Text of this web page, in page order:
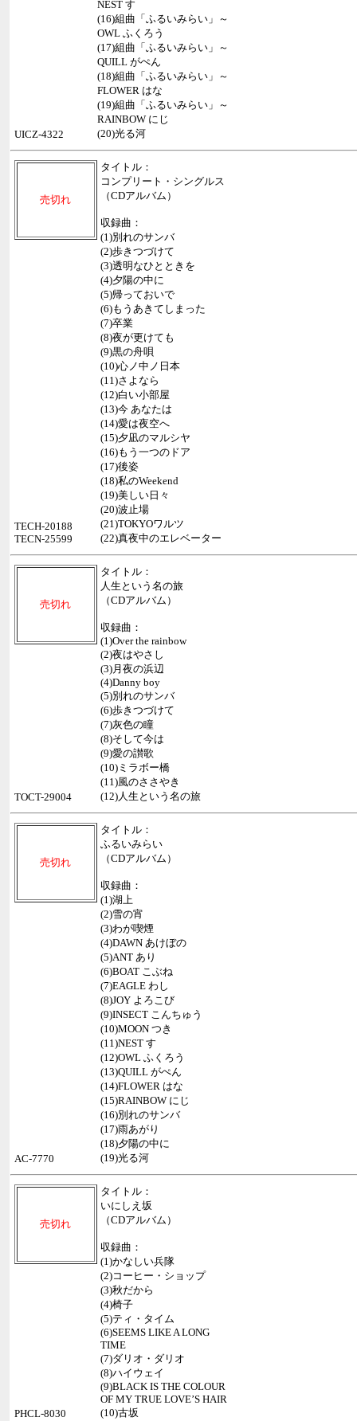
NEST す
(16)組曲「ふるいみらい」～
OWL ふくろう
(17)組曲「ふるいみらい」～
QUILL がぺん
(18)組曲「ふるいみらい」～
FLOWER はな
(19)組曲「ふるいみらい」～
RAINBOW にじ
(20)光る河
UICZ-4322
売切れ
タイトル：
コンプリート・シングルス
（CDアルバム）
収録曲：
(1)別れのサンバ
(2)歩きつづけて
(3)透明なひとときを
(4)夕陽の中に
(5)帰っておいで
(6)もうあきてしまった
(7)卒業
(8)夜が更けても
(9)黒の舟唄
(10)心ノ中ノ日本
(11)さよなら
(12)白い小部屋
(13)今 あなたは
(14)愛は夜空へ
(15)夕凪のマルシヤ
(16)もう一つのドア
(17)後姿
(18)私のWeekend
(19)美しい日々
(20)波止場
(21)TOKYOワルツ
(22)真夜中のエレベーター
TECH-20188
TECN-25599
売切れ
タイトル：
人生という名の旅
（CDアルバム）
収録曲：
(1)Over the rainbow
(2)夜はやさし
(3)月夜の浜辺
(4)Danny boy
(5)別れのサンバ
(6)歩きつづけて
(7)灰色の瞳
(8)そして今は
(9)愛の讃歌
(10)ミラボー橋
(11)風のささやき
(12)人生という名の旅
TOCT-29004
売切れ
タイトル：
ふるいみらい
（CDアルバム）
収録曲：
(1)湖上
(2)雪の宵
(3)わが喫煙
(4)DAWN あけぼの
(5)ANT あり
(6)BOAT こぶね
(7)EAGLE わし
(8)JOY よろこび
(9)INSECT こんちゅう
(10)MOON つき
(11)NEST す
(12)OWL ふくろう
(13)QUILL がぺん
(14)FLOWER はな
(15)RAINBOW にじ
(16)別れのサンバ
(17)雨あがり
(18)夕陽の中に
(19)光る河
AC-7770
売切れ
タイトル：
いにしえ坂
（CDアルバム）
収録曲：
(1)かなしい兵隊
(2)コーヒー・ショップ
(3)秋だから
(4)椅子
(5)ティ・タイム
(6)SEEMS LIKE A LONG
TIME
(7)ダリオ・ダリオ
(8)ハイウェイ
(9)BLACK IS THE COLOUR
OF MY TRUE LOVE’S HAIR
(10)古坂
PHCL-8030